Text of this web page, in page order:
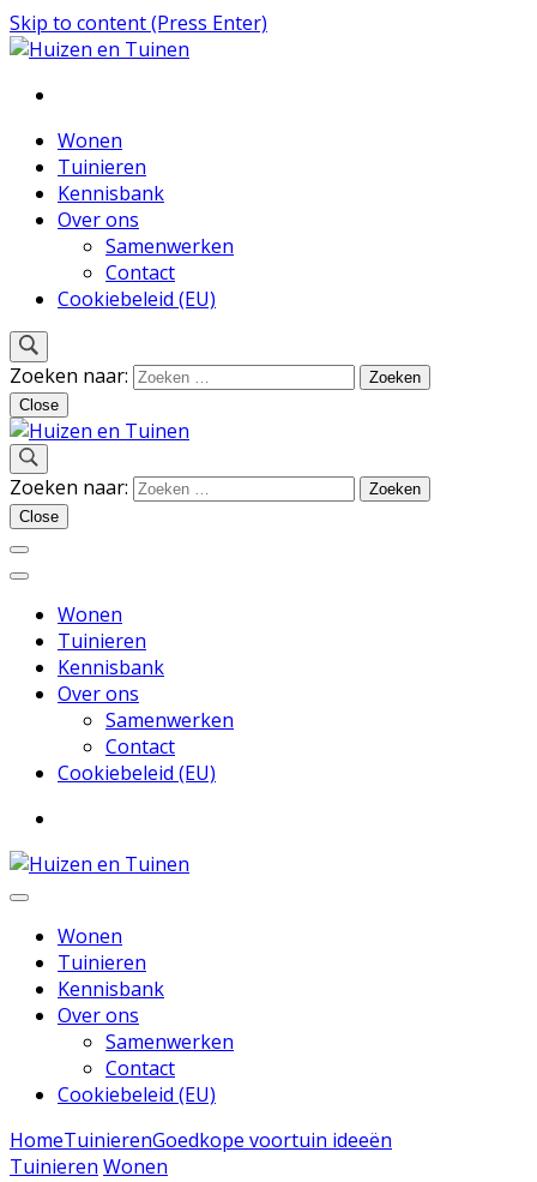
Skip to content (Press Enter)
Huizen en Tuinen
Inspiratie voor wonen en tuinieren
Wonen
Tuinieren
Kennisbank
Over ons
Samenwerken
Contact
Cookiebeleid (EU)
Zoeken naar:
Close
Huizen en Tuinen
Inspiratie voor wonen en tuinieren
Zoeken naar:
Close
Wonen
Tuinieren
Kennisbank
Over ons
Samenwerken
Contact
Cookiebeleid (EU)
Huizen en Tuinen
Inspiratie voor wonen en tuinieren
Wonen
Tuinieren
Kennisbank
Over ons
Samenwerken
Contact
Cookiebeleid (EU)
HomeTuinierenGoedkope voortuin ideeën
Tuinieren Wonen